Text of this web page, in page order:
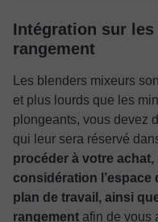
Intégration sur
rangement
Les blenders mixeurs
et plus lourds que les
plongeants, vous devez
qui leur sera réservé
procéder à votre
considération
plan de travail, ainsi
rangement afin de vous